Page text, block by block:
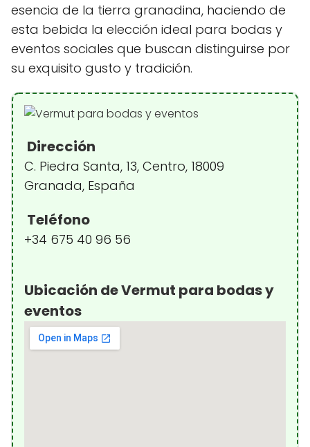
esencia de la tierra granadina, haciendo de
esta bebida la elección ideal para bodas y
eventos sociales que buscan distinguirse por
su exquisito gusto y tradición.
Dirección
C. Piedra Santa, 13, Centro, 18009
Granada, España
Teléfono
+34 675 40 96 56
Ubicación de Vermut para bodas y
eventos